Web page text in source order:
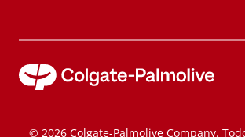
© 2026 Colgate-Palmolive Company.